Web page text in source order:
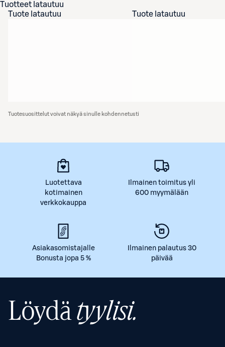
Tuotteet latautuu
Tuote latautuu
Tuote latautuu
Tuotesuosittelut voivat näkyä sinulle kohdennetusti
Luotettava
kotimainen
verkkokauppa
Ilmainen toimitus yli
600 myymälään
Asiakasomistajalle
Bonusta jopa 5 %
Ilmainen palautus 30
päivää
Löydätyylisi.